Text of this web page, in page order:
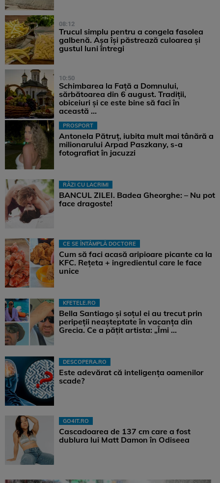
08:12
Trucul simplu pentru a congela fasolea
galbenă. Așa își păstrează culoarea și
gustul luni întregi
10:50
Schimbarea la Față a Domnului,
sărbătoarea din 6 august. Tradiții,
obiceiuri și ce este bine să faci în
această ...
PROSPORT
Antonela Pătruț, iubita mult mai tânără a
milionarului Arpad Paszkany, s-a
fotografiat în jacuzzi
RÂZI CU LACRIMI
BANCUL ZILEI. Badea Gheorghe: – Nu pot
face dragoste!
CE SE ÎNTÂMPLĂ DOCTORE
Cum să faci acasă aripioare picante ca la
KFC. Rețeta + ingredientul care le face
unice
KFETELE.RO
Bella Santiago și soțul ei au trecut prin
peripeții neașteptate în vacanța din
Grecia. Ce a pățit artista: „Îmi ...
DESCOPERA.RO
Este adevărat că inteligența oamenilor
scade?
GO4IT.RO
Cascadoarea de 137 cm care a fost
dublura lui Matt Damon în Odiseea